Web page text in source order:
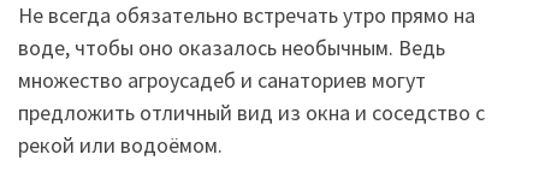
Не всегда обязательно встречать утро прямо на
воде, чтобы оно оказалось необычным. Ведь
множество агроусадеб и санаториев могут
предложить отличный вид из окна и соседство с
рекой или водоёмом.